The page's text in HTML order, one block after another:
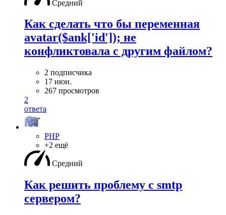
Средний
Как сделать что бы переменная
avatar($ank['id']); не
конфликтовала с другим файлом?
2 подписчика
17 июн.
267 просмотров
2
ответа
PHP
+2 ещё
Средний
Как решить проблему с smtp
сервером?